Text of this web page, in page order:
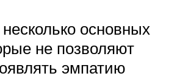
основных
не позволяют
эмпатию